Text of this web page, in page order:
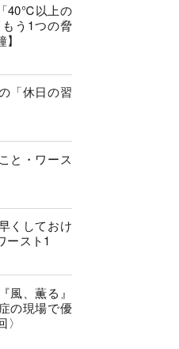
40℃以上の
う1つの脅
「休日の習
と・ワース
くしておけ
ースト1
、薫る』
の現場で優